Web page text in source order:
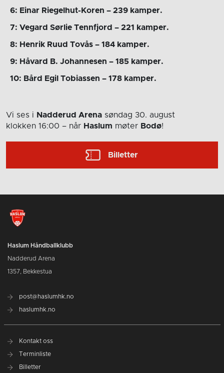
6: Einar Riegelhut-Koren – 239 kamper.
7: Vegard Sørlie Tennfjord – 221 kamper.
8: Henrik Ruud Tovås – 184 kamper.
9: Håvard B. Johannesen – 185 kamper.
10: Bård Egil Tobiassen – 178 kamper.
Vi ses i Nadderud Arena søndag 30. august
klokken 16:00 – når Haslum møter Bodø!
Billetter
Haslum Håndballklubb
Nadderud Arena
1357, Bekkestua
post@haslumhk.no
haslumhk.no
Kontakt oss
Terminliste
Billetter